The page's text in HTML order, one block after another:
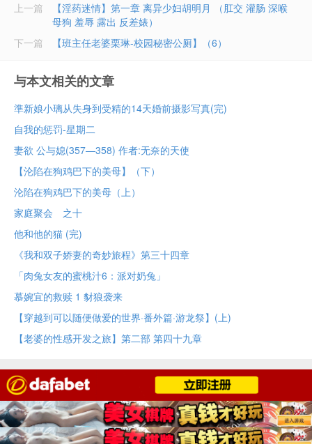
上一篇
【淫药迷情】第一章 离异少妇胡明月 （肛交 灌肠 深喉
母狗 羞辱 露出 反差婊）
【班主任老婆栗琳-校园秘密公厕】（6）
下一篇
与本文相关的文章
準新娘小璃从失身到受精的14天婚前摄影写真(完)
自我的惩罚-星期二
妻欲 公与媳(357—358) 作者:无奈的天使
【沦陷在狗鸡巴下的美母】（下）
沦陷在狗鸡巴下的美母（上）
家庭聚会 之十
他和他的猫 (完)
《我和双子娇妻的奇妙旅程》第三十四章
「肉兔女友的蜜桃汁6：派对奶兔」
慕婉宜的救赎 1 豺狼袭来
【穿越到可以随便做爱的世界·番外篇·游龙祭】(上)
【老婆的性感开发之旅】第二部 第四十九章